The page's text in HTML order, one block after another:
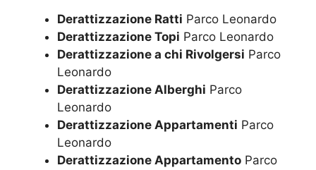
Derattizzazione Ratti Parco Leonardo
Derattizzazione Topi Parco Leonardo
Derattizzazione a chi Rivolgersi Parco
Leonardo
Derattizzazione Alberghi Parco
Leonardo
Derattizzazione Appartamenti Parco
Leonardo
Derattizzazione Appartamento Parco